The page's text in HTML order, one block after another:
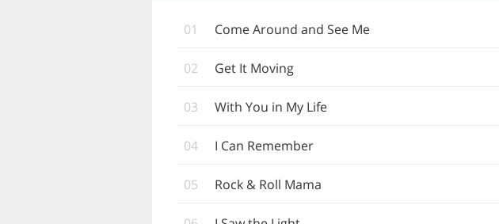
01 Come Around and See Me
02 Get It Moving
03 With You in My Life
04 I Can Remember
05 Rock & Roll Mama